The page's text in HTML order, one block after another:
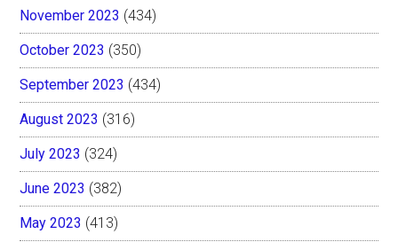
November 2023 (434)
October 2023 (350)
September 2023 (434)
August 2023 (316)
July 2023 (324)
June 2023 (382)
May 2023 (413)